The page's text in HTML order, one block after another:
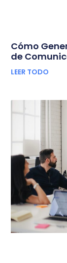
Cómo
de
LEER TODO